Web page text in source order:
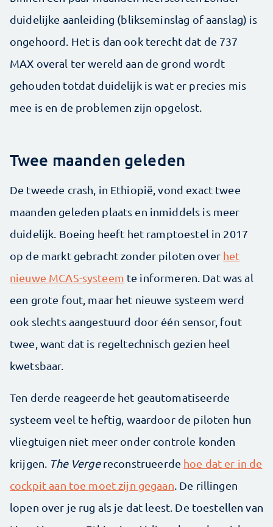
duidelijke aanleiding (blikseminslag of aanslag) is
ongehoord. Het is dan ook terecht dat de 737
MAX overal ter wereld aan de grond wordt
gehouden totdat duidelijk is wat er precies mis
mee is en de problemen zijn opgelost.
Twee maanden geleden
De tweede crash, in Ethiopië, vond exact twee
maanden geleden plaats en inmiddels is meer
duidelijk. Boeing heeft het ramptoestel in 2017
op de markt gebracht zonder piloten over het
nieuwe MCAS-systeem te informeren. Dat was al
een grote fout, maar het nieuwe systeem werd
ook slechts aangestuurd door één sensor, fout
twee, want dat is regeltechnisch gezien heel
kwetsbaar.
Ten derde reageerde het geautomatiseerde
systeem veel te heftig, waardoor de piloten hun
vliegtuigen niet meer onder controle konden
krijgen. The Vergereconstrueerde hoe dat er in de
cockpit aan toe moet zijn gegaan . De rillingen
lopen over je rug als je dat leest. De toestellen van